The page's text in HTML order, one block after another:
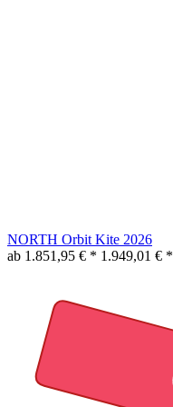
NORTH Orbit Kite 2026
ab 1.851,95 € * 1.949,01 € *